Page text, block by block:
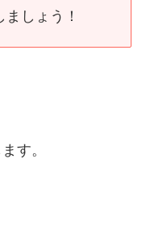
しょう！
す。